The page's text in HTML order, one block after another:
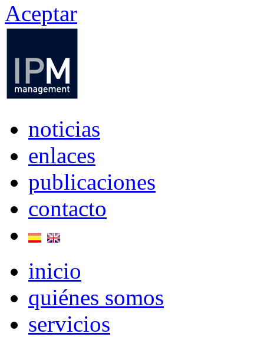
Aceptar
noticias
enlaces
publicaciones
contacto
inicio
quiénes somos
servicios